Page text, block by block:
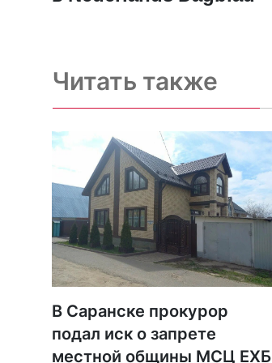
Читать также
В Саранске прокурор
подал иск о запрете
местной общины МСЦ ЕХБ